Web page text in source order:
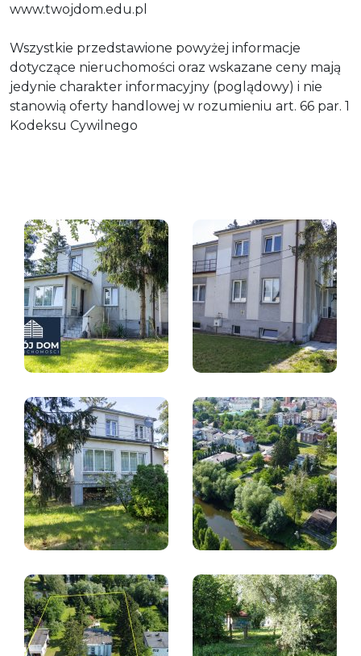
www.twojdom.edu.pl
Wszystkie przedstawione powyżej informacje
dotyczące nieruchomości oraz wskazane ceny mają
jedynie charakter informacyjny (poglądowy) i nie
stanowią oferty handlowej w rozumieniu art. 66 par. 1
Kodeksu Cywilnego